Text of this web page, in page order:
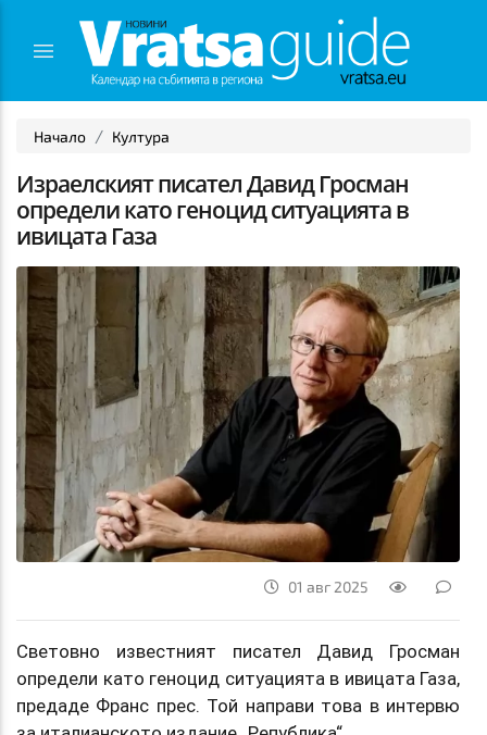
Начало Култура
Израелският писател Давид Гросман
определи като геноцид ситуацията в
ивицата Газа
01 авг 2025
Световно известният писател Давид Гросман
определи като геноцид ситуацията в ивицата Газа,
предаде Франс прес. Той направи това в интервю